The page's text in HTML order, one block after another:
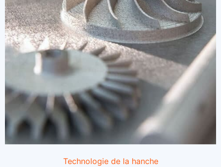
Technologie de la hanche